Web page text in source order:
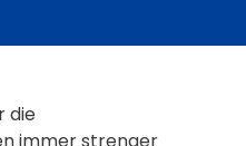
die
immer strenger